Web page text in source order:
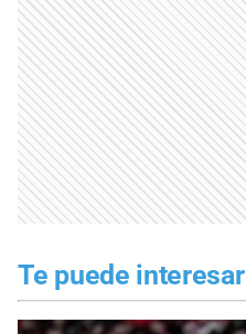
Te puede interesar